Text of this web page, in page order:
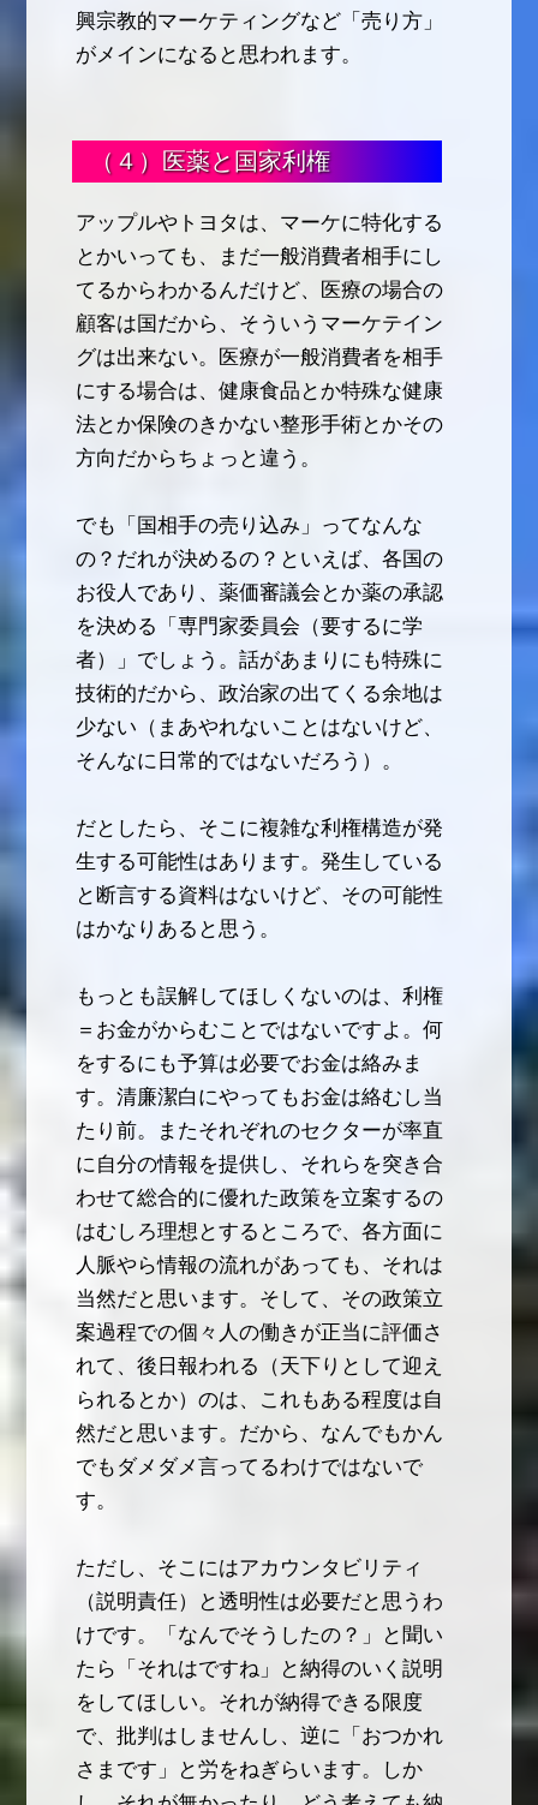
興宗教的マーケティングなど「売り方」
がメインになると思われます。
（４）医薬と国家利権
アップルやトヨタは、マーケに特化する
とかいっても、まだ一般消費者相手にし
てるからわかるんだけど、医療の場合の
顧客は国だから、そういうマーケテイン
グは出来ない。医療が一般消費者を相手
にする場合は、健康食品とか特殊な健康
法とか保険のきかない整形手術とかその
方向だからちょっと違う。
でも「国相手の売り込み」ってなんな
の？だれが決めるの？といえば、各国の
お役人であり、薬価審議会とか薬の承認
を決める「専門家委員会（要するに学
者）」でしょう。話があまりにも特殊に
技術的だから、政治家の出てくる余地は
少ない（まあやれないことはないけど、
そんなに日常的ではないだろう）。
だとしたら、そこに複雑な利権構造が発
生する可能性はあります。発生している
と断言する資料はないけど、その可能性
はかなりあると思う。
もっとも誤解してほしくないのは、利権
＝お金がからむことではないですよ。何
をするにも予算は必要でお金は絡みま
す。清廉潔白にやってもお金は絡むし当
たり前。またそれぞれのセクターが率直
に自分の情報を提供し、それらを突き合
わせて総合的に優れた政策を立案するの
はむしろ理想とするところで、各方面に
人脈やら情報の流れがあっても、それは
当然だと思います。そして、その政策立
案過程での個々人の働きが正当に評価さ
れて、後日報われる（天下りとして迎え
られるとか）のは、これもある程度は自
然だと思います。だから、なんでもかん
でもダメダメ言ってるわけではないで
す。
ただし、そこにはアカウンタビリティ
（説明責任）と透明性は必要だと思うわ
けです。「なんでそうしたの？」と聞い
たら「それはですね」と納得のいく説明
をしてほしい。それが納得できる限度
で、批判はしませんし、逆に「おつかれ
さまです」と労をねぎらいます。しか